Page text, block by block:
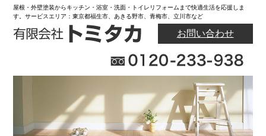
屋根・外壁塗装からキッチン・浴室・洗面・トイレリフォームまで快適生活を応援しま
す。サービスエリア：東京都福生市、あきる野市、青梅市、立川市など
お問い合わせ